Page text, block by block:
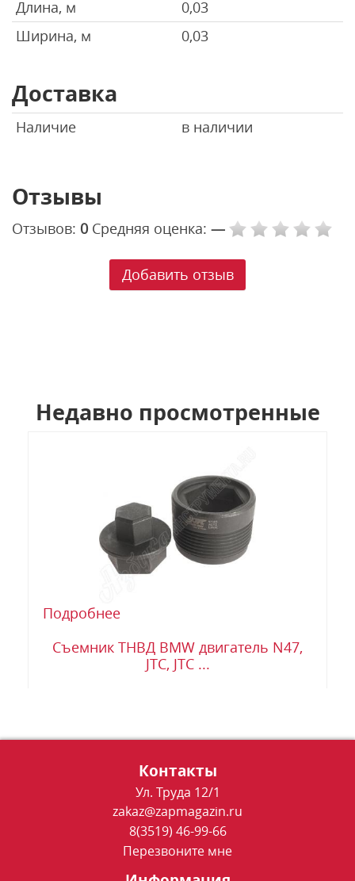
Длина, м
0,03
Ширина, м
0,03
Доставка
Наличие в наличии
Отзывы
Отзывов: 0 Средняя оценка: —
Добавить отзыв
Недавно просмотренные
Подробнее
Съемник ТНВД BMW двигатель N47,
JTC, JTC ...
Контакты
Ул. Труда 12/1
zakaz@zapmagazin.ru
8(3519) 46-99-66
Перезвоните мне